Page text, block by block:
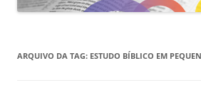
ARQUIVO DA TAG: ESTUDO BÍBLICO EM